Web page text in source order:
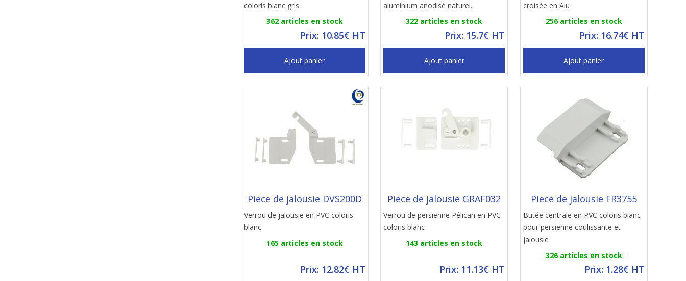
coloris blanc gris
362 articles en stock
Prix: 10.85€ HT
Ajout panier
aluminium anodisé naturel.
322 articles en stock
Prix: 15.7€ HT
Ajout panier
croisée en Alu
256 articles en stock
Prix: 16.74€ HT
Ajout panier
Piece de jalousie DVS200D
Verrou de jalousie en PVC coloris
blanc
165 articles en stock
Prix: 12.82€ HT
Piece de jalousie GRAF032
Verrou de persienne Pélican en PVC
coloris blanc
143 articles en stock
Prix: 11.13€ HT
Piece de jalousie FR3755
Butée centrale en PVC coloris blanc
pour persienne coulissante et
jalousie
326 articles en stock
Prix: 1.28€ HT